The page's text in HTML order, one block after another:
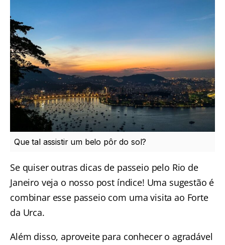
Que tal assistir um belo pôr do sol?
Se quiser outras dicas de passeio pelo Rio de
Janeiro veja o nosso post índice! Uma sugestão é
combinar esse passeio com uma visita ao Forte
da Urca.
Além disso, aproveite para conhecer o agradável